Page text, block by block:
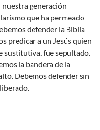
generación
que ha permeado
defender la Biblia
predicar a un Jesús quien
sustitutiva, fue sepultado,
la bandera de la
Debemos defender sin